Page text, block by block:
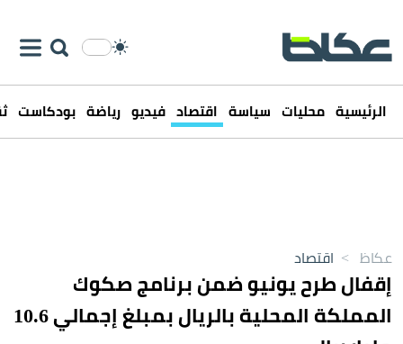
الرئيسية محليات سياسة اقتصاد فيديو رياضة بودكاست
عكاظ > اقتصاد
إقفال طرح يونيو ضمن برنامج صكوك
المملكة المحلية بالريال بمبلغ إجمالي 10.6